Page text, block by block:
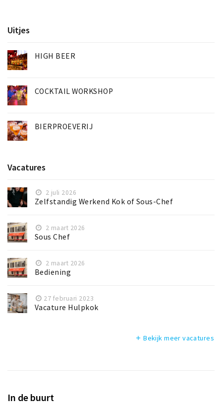
Uitjes
HIGH BEER
COCKTAIL WORKSHOP
BIERPROEVERIJ
Vacatures
2 juli 2026
Zelfstandig Werkend Kok of Sous-Chef
2 maart 2026
Sous Chef
2 maart 2026
Bediening
27 februari 2023
Vacature Hulpkok
add Bekijk meer vacatures
In de buurt